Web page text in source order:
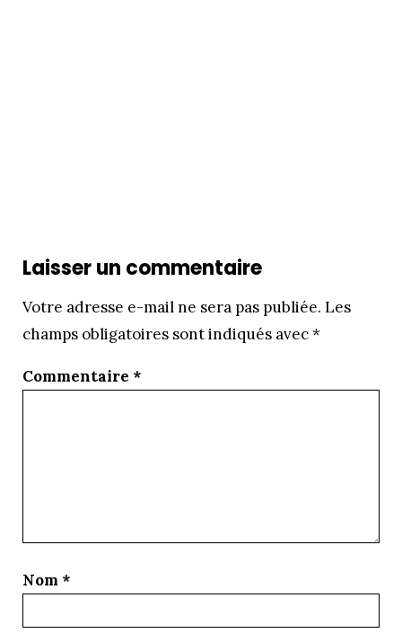
Laisser un commentaire
Votre adresse e-mail ne sera pas publiée. Les
champs obligatoires sont indiqués avec*
Commentaire *
Nom *